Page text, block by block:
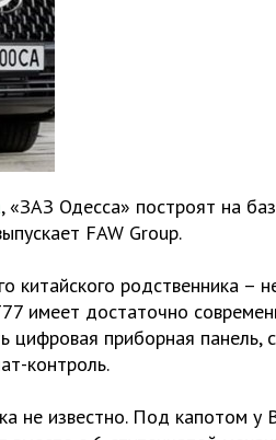
, «ЗАЗ Одесса» построят на
FAW Group.
китайского родственника –
имеет достаточно
приборная панель,
контроль.
не известно. Под капотом у